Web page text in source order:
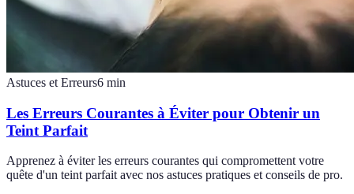
Astuces et Erreurs6 min
Les Erreurs Courantes à Éviter pour Obtenir un
Teint Parfait
Apprenez à éviter les erreurs courantes qui compromettent votre
quête d'un teint parfait avec nos astuces pratiques et conseils de pro.